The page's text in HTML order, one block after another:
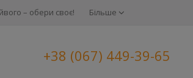
– обери своє! Більше
+38 (067) 449-39-65